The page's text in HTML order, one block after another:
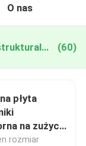
O nas
Chiny Zaawansowana ceramika strukturalna (60)
płyta
na zużycie
rozmiar